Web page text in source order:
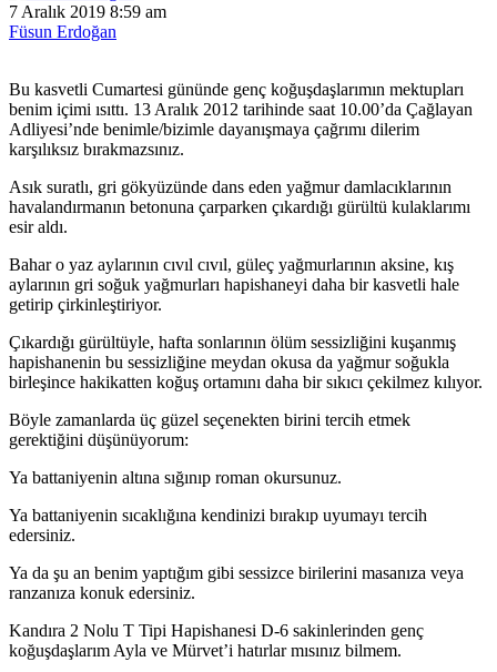
7 Aralık 2019 8:59 am
Füsun Erdoğan
Bu kasvetli Cumartesi gününde genç koğuşdaşlarımın mektupları
benim içimi ısıttı. 13 Aralık 2012 tarihinde saat 10.00’da Çağlayan
Adliyesi’nde benimle/bizimle dayanışmaya çağrımı dilerim
karşılıksız bırakmazsınız.
Asık suratlı, gri gökyüzünde dans eden yağmur damlacıklarının
havalandırmanın betonuna çarparken çıkardığı gürültü kulaklarımı
esir aldı.
Bahar o yaz aylarının cıvıl cıvıl, güleç yağmurlarının aksine, kış
aylarının gri soğuk yağmurları hapishaneyi daha bir kasvetli hale
getirip çirkinleştiriyor.
Çıkardığı gürültüyle, hafta sonlarının ölüm sessizliğini kuşanmış
hapishanenin bu sessizliğine meydan okusa da yağmur soğukla
birleşince hakikatten koğuş ortamını daha bir sıkıcı çekilmez kılıyor.
Böyle zamanlarda üç güzel seçenekten birini tercih etmek
gerektiğini düşünüyorum:
Ya battaniyenin altına sığınıp roman okursunuz.
Ya battaniyenin sıcaklığına kendinizi bırakıp uyumayı tercih
edersiniz.
Ya da şu an benim yaptığım gibi sessizce birilerini masanıza veya
ranzanıza konuk edersiniz.
Kandıra 2 Nolu T Tipi Hapishanesi D-6 sakinlerinden genç
koğuşdaşlarım Ayla ve Mürvet’i hatırlar mısınız bilmem.